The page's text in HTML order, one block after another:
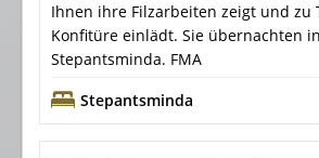
Ihnen ihre Filzarbeiten zeigt und zu
Konfitüre einlädt. Sie übernachten in
Stepantsminda. FMA
Stepantsminda